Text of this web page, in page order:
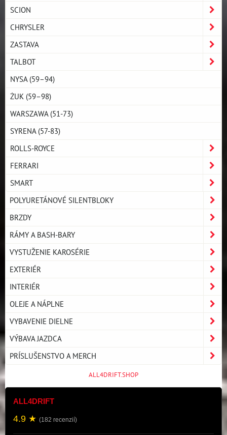
SCION
CHRYSLER
ZASTAVA
TALBOT
NYSA (59–94)
ŻUK (59–98)
WARSZAWA (51-73)
SYRENA (57-83)
ROLLS-ROYCE
FERRARI
SMART
POLYURETÁNOVÉ SILENTBLOKY
BRZDY
RÁMY A BASH-BARY
VYSTUŽENIE KAROSÉRIE
EXTERIÉR
INTERIÉR
OLEJE A NÁPLNE
VYBAVENIE DIELNE
VÝBAVA JAZDCA
PRÍSLUŠENSTVO A MERCH
ALL4DRIFT.SHOP
ALL4DRIFT
4.9 ★ (182 recenzií)